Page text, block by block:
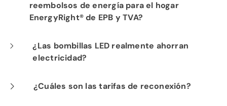
reembolsos de energía para el hogar
EnergyRight® de EPB y TVA?
No es necesario realizar una verificación de
energía del hogar de EPB Energy Pros℠ para
siempre estaremos encantados de visitar su
¿Las bombillas LED realmente ahorran
electricidad?
Sí. Las bombillas LED de bajo consumo
¿Cuáles son las tarifas de reconexión?